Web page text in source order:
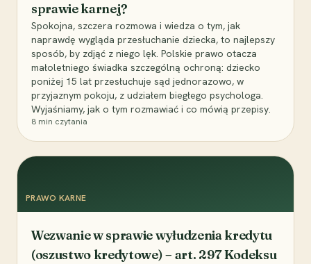
sprawie karnej?
Spokojna, szczera rozmowa i wiedza o tym, jak
naprawdę wygląda przesłuchanie dziecka, to najlepszy
sposób, by zdjąć z niego lęk. Polskie prawo otacza
małoletniego świadka szczególną ochroną: dziecko
poniżej 15 lat przesłuchuje sąd jednorazowo, w
przyjaznym pokoju, z udziałem biegłego psychologa.
Wyjaśniamy, jak o tym rozmawiać i co mówią przepisy.
8 min czytania
PRAWO KARNE
Wezwanie w sprawie wyłudzenia kredytu
(oszustwo kredytowe) – art. 297 Kodeksu